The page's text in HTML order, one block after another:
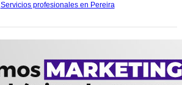
Servicios profesionales en Pereira